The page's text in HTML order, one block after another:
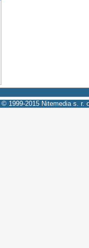
© 1999-2015 Nitemedia s. r.